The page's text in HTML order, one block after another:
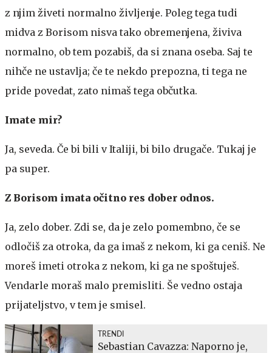
z njim živeti normalno življenje. Poleg tega tudi
midva z Borisom nisva tako obremenjena, živiva
normalno, ob tem pozabiš, da si znana oseba. Saj te
nihče ne ustavlja; če te nekdo prepozna, ti tega ne
pride povedat, zato nimaš tega občutka.
Imate mir?
Ja, seveda. Če bi bili v Italiji, bi bilo drugače. Tukaj je
pa super.
Z Borisom imata očitno res dober odnos.
Ja, zelo dober. Zdi se, da je zelo pomembno, če se
odločiš za otroka, da ga imaš z nekom, ki ga ceniš. Ne
moreš imeti otroka z nekom, ki ga ne spoštuješ.
Vendarle moraš malo premisliti. Še vedno ostaja
prijateljstvo, v tem je smisel.
TRENDI
Sebastian Cavazza: Naporno je,